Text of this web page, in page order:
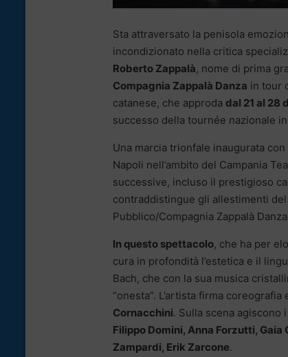
Sta attraversato la penisola
incondizionato nella critica
Roberto Zappalà, nome di prima
Compagnia Zappalà Danza in tour
catanese, che approda dal 21 al 28
successo della tournée nazionale
Una marcia trionfale inaugurata
Napoli nell’ambito del Campania
successive, incluso il prestigioso
contraddistingue gli allestimenti
Pubblico/Compagnia Zappalà
In questo spettacolo, che ha per
cura in profondità l’estetica e il
Bach, che con la sua musica
“onesta”. L’artista firma
Cornacchini. Sulla scena agiscono
Filippo Domini, Anna Forzutti,
Zampardi, Erik Zarcone.